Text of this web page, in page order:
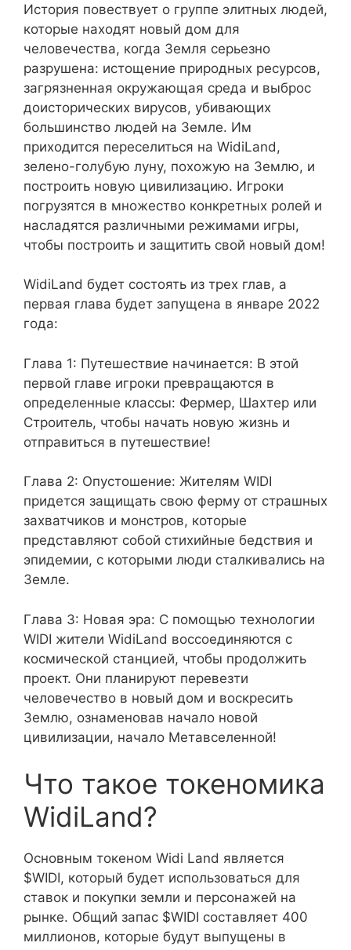
История повествует о группе элитных людей,
которые находят новый дом для
человечества, когда Земля серьезно
разрушена: истощение природных ресурсов,
загрязненная окружающая среда и выброс
доисторических вирусов, убивающих
большинство людей на Земле. Им
приходится переселиться на WidiLand,
зелено-голубую луну, похожую на Землю, и
построить новую цивилизацию. Игроки
погрузятся в множество конкретных ролей и
насладятся различными режимами игры,
чтобы построить и защитить свой новый дом!
WidiLand будет состоять из трех глав, а
первая глава будет запущена в январе 2022
года:
Глава 1: Путешествие начинается: В этой
первой главе игроки превращаются в
определенные классы: Фермер, Шахтер или
Строитель, чтобы начать новую жизнь и
отправиться в путешествие!
Глава 2: Опустошение: Жителям WIDI
придется защищать свою ферму от страшных
захватчиков и монстров, которые
представляют собой стихийные бедствия и
эпидемии, с которыми люди сталкивались на
Земле.
Глава 3: Новая эра: С помощью технологии
WIDI жители WidiLand воссоединяются с
космической станцией, чтобы продолжить
проект. Они планируют перевезти
человечество в новый дом и воскресить
Землю, ознаменовав начало новой
цивилизации, начало Метавселенной!
Что такое токеномика
WidiLand?
Основным токеном Widi Land является
$WIDI, который будет использоваться для
ставок и покупки земли и персонажей на
рынке. Общий запас $WIDI составляет 400
миллионов, которые будут выпущены в